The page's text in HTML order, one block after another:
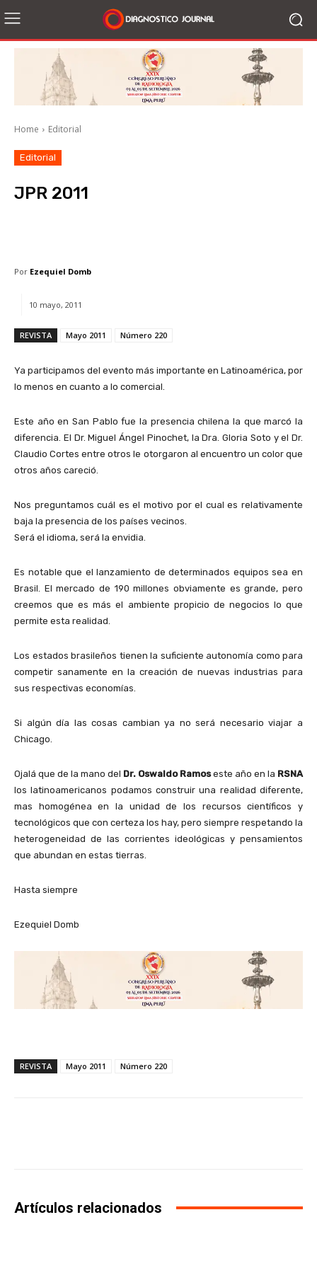
Home Editorial
Editorial
JPR 2011
Por Ezequiel Domb
10 mayo, 2011
REVISTA Mayo 2011 Número 220
Ya participamos del evento más importante en Latinoamérica, por
lo menos en cuanto a lo comercial.
Este año en San Pablo fue la presencia chilena la que marcó la
diferencia. El Dr. Miguel Ángel Pinochet, la Dra. Gloria Soto y el Dr.
Claudio Cortes entre otros le otorgaron al encuentro un color que
otros años careció.
Nos preguntamos cuál es el motivo por el cual es relativamente
baja la presencia de los países vecinos.
Será el idioma, será la envidia.
Es notable que el lanzamiento de determinados equipos sea en
Brasil. El mercado de 190 millones obviamente es grande, pero
creemos que es más el ambiente propicio de negocios lo que
permite esta realidad.
Los estados brasileños tienen la suficiente autonomía como para
competir sanamente en la creación de nuevas industrias para
sus respectivas economías.
Si algún día las cosas cambian ya no será necesario viajar a
Chicago.
Ojalá que de la mano del Dr. Oswaldo Ramoseste año en la RSNA
los latinoamericanos podamos construir una realidad diferente,
mas homogénea en la unidad de los recursos científicos y
tecnológicos que con certeza los hay, pero siempre respetando la
heterogeneidad de las corrientes ideológicas y pensamientos
que abundan en estas tierras.
Hasta siempre
Ezequiel Domb
REVISTA Mayo 2011 Número 220
Artículos relacionados